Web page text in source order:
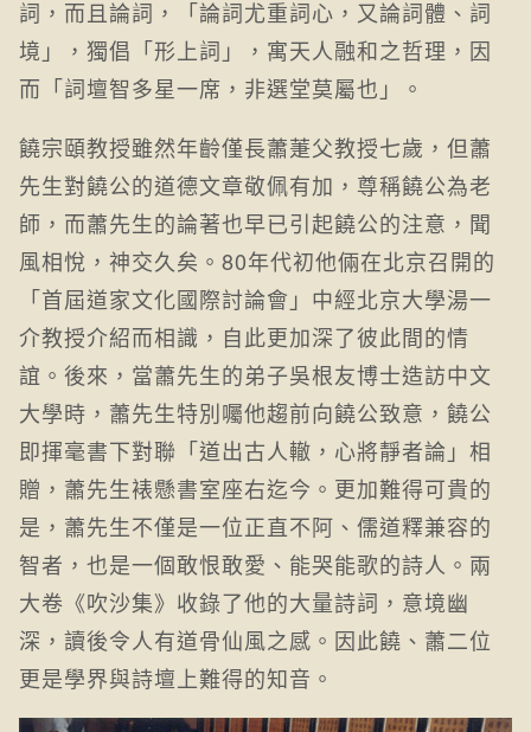
詞，而且論詞，「論詞尤重詞心，又論詞體、詞
境」，獨倡「形上詞」，寓天人融和之哲理，因
而「詞壇智多星一席，非選堂莫屬也」。
饒宗頤教授雖然年齡僅長蕭萐父教授七歲，但蕭
先生對饒公的道德文章敬佩有加，尊稱饒公為老
師，而蕭先生的論著也早已引起饒公的注意，聞
風相悅，神交久矣。80年代初他倆在北京召開的
「首屆道家文化國際討論會」中經北京大學湯一
介教授介紹而相識，自此更加深了彼此間的情
誼。後來，當蕭先生的弟子吳根友博士造訪中文
大學時，蕭先生特別囑他趨前向饒公致意，饒公
即揮毫書下對聯「道出古人轍，心將靜者論」相
贈，蕭先生裱懸書室座右迄今。更加難得可貴的
是，蕭先生不僅是一位正直不阿、儒道釋兼容的
智者，也是一個敢恨敢愛、能哭能歌的詩人。兩
大卷《吹沙集》收錄了他的大量詩詞，意境幽
深，讀後令人有道骨仙風之感。因此饒、蕭二位
更是學界與詩壇上難得的知音。